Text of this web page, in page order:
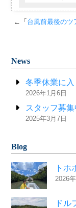
←「 台風前最後のツ
News
冬季休業に入
2026年1月6日
スタッフ募集
2025年3月7日
Blog
トホ
2026
ドル